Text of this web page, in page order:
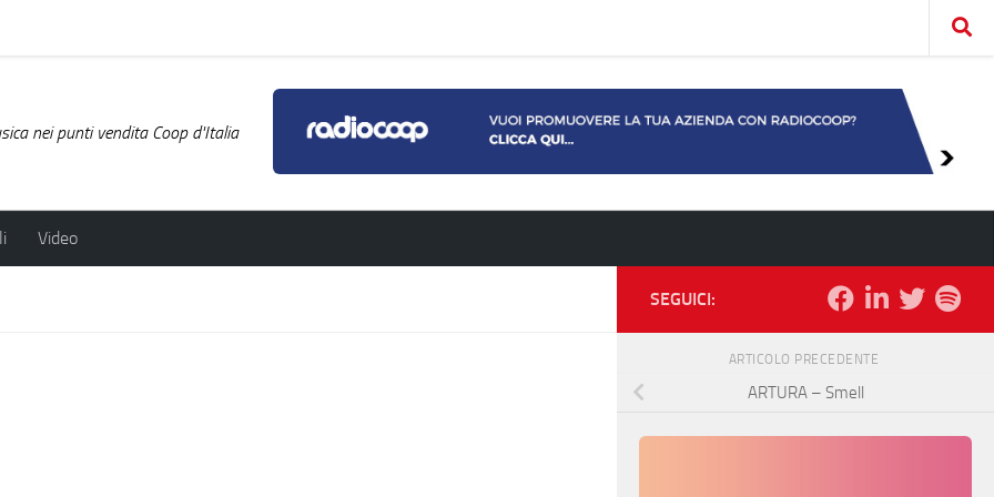
nei punti vendita Coop d'Italia
Video
SEGUICI:
ARTICOLO PRECEDENTE
ARTURA – Smell